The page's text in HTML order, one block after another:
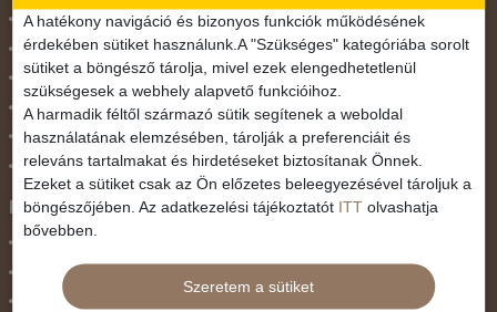
November 1.
Október 23.
Pünkösdi utazás
Szilveszter
Tavaszi szünet
Valentin nap
Programtípus
Belépőjegy
Egyéni út
A hatékony navigáció és bizonyos funkciók működésének
érdekében sütiket használunk.A "Szükséges" kategóriába sorolt
sütiket a böngésző tárolja, mivel ezek elengedhetetlenül
szükségesek a webhely alapvető funkcióihoz.
A harmadik féltől származó sütik segítenek a weboldal
használatának elemzésében, tárolják a preferenciáit és
releváns tartalmakat és hirdetéseket biztosítanak Önnek.
Ezeket a sütiket csak az Ön előzetes beleegyezésével tároljuk a
böngészőjében. Az adatkezelési tájékoztatót ITT olvashatja
bővebben.
Szeretem a sütiket